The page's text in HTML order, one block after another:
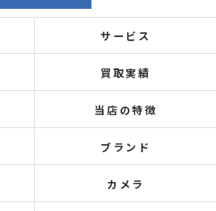
サービス
買取実績
当店の特徴
ブランド
カメラ